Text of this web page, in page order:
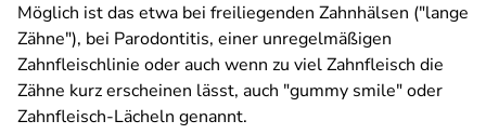
Möglich ist das etwa bei freiliegenden Zahnhälsen ("lange
Zähne"), bei Parodontitis, einer unregelmäßigen
Zahnfleischlinie oder auch wenn zu viel Zahnfleisch die
Zähne kurz erscheinen lässt, auch "gummy smile" oder
Zahnfleisch-Lächeln genannt.